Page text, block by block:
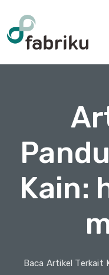
Kain:
Baca Artikel Terkait